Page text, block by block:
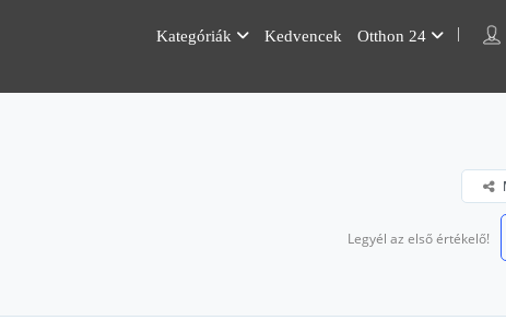
Kategóriák Kedvencek Otthon 24
Legyél az első értékelő!